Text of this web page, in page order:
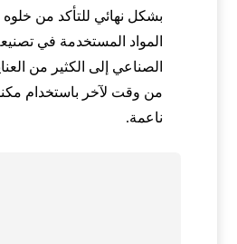
بشكل نهائي للتأكد من
المواد المستخدمة في
الصناعي إلى الكثير من
من وقت لآخر باستخدام
ناعمة.